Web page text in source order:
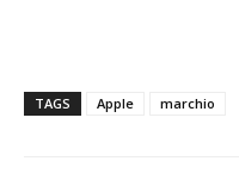
TAGS Apple marchio